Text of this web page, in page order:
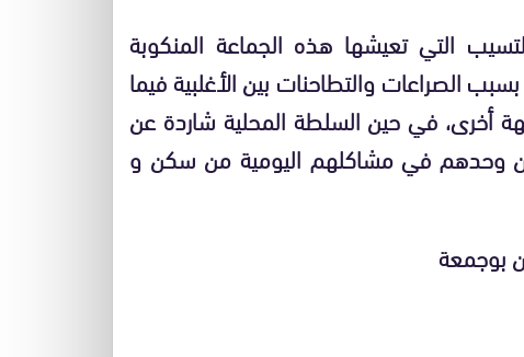
التي تعيشها هذه الجماعة المنكوبة
الصراعات والتطاحنات بين الأغلبية فيما
أخرى، في حين السلطة المحلية شاردة عن
وحدهم في مشاكلهم اليومية من سكن و